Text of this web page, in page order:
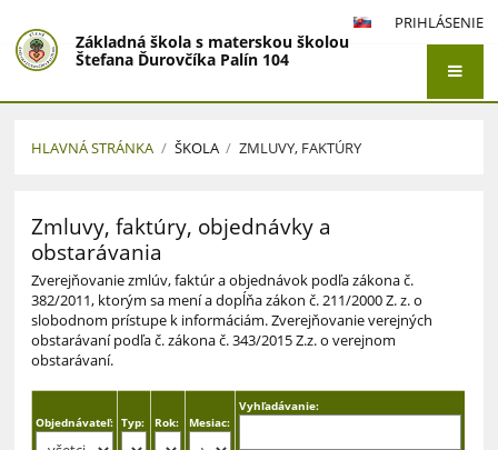
PRIHLÁSENIE
Základná škola s materskou školou
Štefana Ďurovčíka Palín 104
HLAVNÁ STRÁNKA / ŠKOLA / ZMLUVY, FAKTÚRY
faktúry
Zmluvy, faktúry, objednávky a
obstarávania
Zverejňovanie zmlúv, faktúr a objednávok podľa zákona č.
382/2011, ktorým sa mení a dopĺňa zákon č. 211/2000 Z. z. o
slobodnom prístupe k informáciám. Zverejňovanie verejných
obstarávaní podľa č. zákona č. 343/2015 Z.z. o verejnom
obstarávaní.
Objednávateľ: Typ: Rok: Mesiac:
Vyhľadávanie: